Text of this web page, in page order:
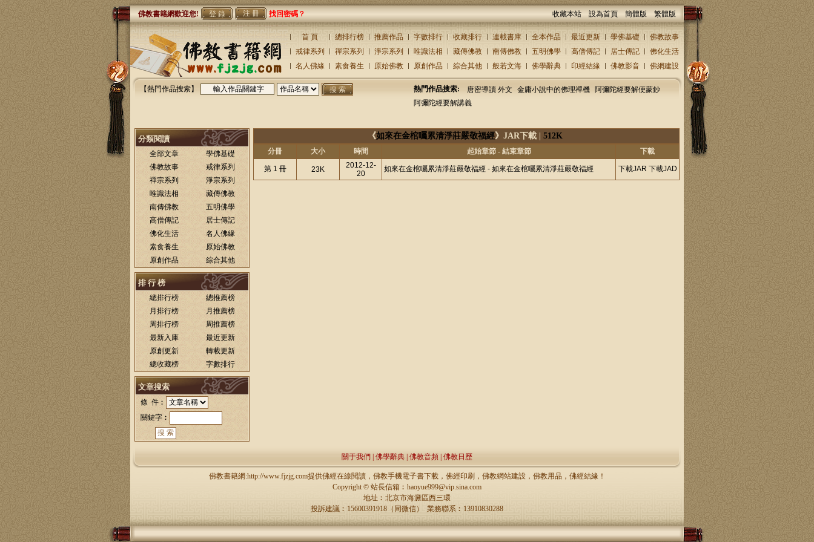
佛教書籍網歡迎您! 注 冊 找回密碼？ 收藏本站 設為首頁 簡體版 繁體版
首 頁 總排行榜 推薦作品 字數排行 收藏排行 連載書庫 全本作品 最近更新 學佛基礎
佛教故事
戒律系列
禪宗系列 淨宗系列 唯識法相 藏傳佛教 南傳佛教 五明佛學 高僧傳記 居士傳記
佛化生活
名人佛緣
素食養生 原始佛教 原創作品 綜合其他 般若文海 佛學辭典 印經結緣 佛教影音 佛網建設
【熱門作品搜索】 熱門作品搜索: 唐密導讀 外文 金庸小說中的佛理禪機
阿彌陀經要解便蒙鈔
阿彌陀經要解講義
分類閱讀
全部文章
學佛基礎
佛教故事
戒律系列
禪宗系列
淨宗系列
唯識法相
藏傳佛教
南傳佛教
五明佛學
高僧傳記
居士傳記
佛化生活
名人佛緣
素食養生
原始佛教
原創作品
綜合其他
排 行 榜
總排行榜
總推薦榜
月排行榜
月推薦榜
周排行榜
周推薦榜
最新入庫
最近更新
原創更新
轉載更新
總收藏榜
字數排行
文章搜索
條 件︰
關鍵字︰
《如來在金棺囑累清淨莊嚴敬福經》JAR下載 | 512K
分冊 大小 時間 起始章節 - 結束章節 下載
第 1 冊 23K
2012-12-
20
如來在金棺囑累清淨莊嚴敬福經 - 如來在金棺囑累清淨莊嚴敬福經 下載JAR 下載JAD
關于我們 佛學辭典 佛教音頻 佛教日歷
佛教書籍網:http://www.fjzjg.com提供佛經在線閱讀，佛教手機電子書下載，佛經印刷，佛教網站建設，佛教用品，佛經結緣！
Copyright © 站長信箱︰haoyue999@vip.sina.com
地址︰北京市海澱區西三環
投訴建議︰15600391918（同微信） 業務聯系︰13910830288